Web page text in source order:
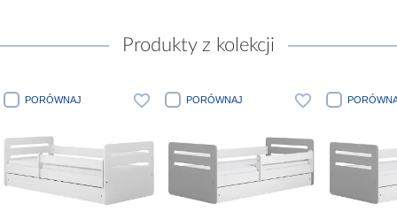
Produkty z kolekcji
PORÓWNAJ PORÓWNAJ